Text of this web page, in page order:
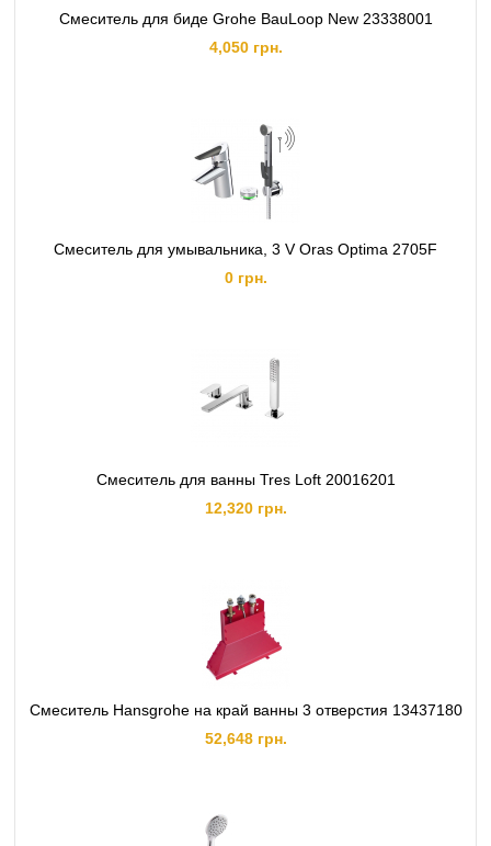
Смеситель для биде Grohe BauLoop New 23338001
4,050 грн.
Смеситель для умывальника, 3 V Oras Optima 2705F
0 грн.
Смеситель для ванны Tres Loft 20016201
12,320 грн.
Смеситель Hansgrohe на край ванны 3 отверстия 13437180
52,648 грн.